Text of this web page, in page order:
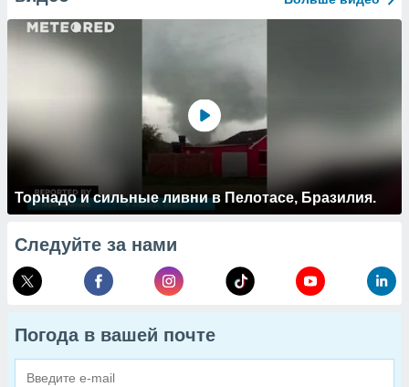
Торнадо и сильные ливни в Пелотасе, Бразилия.
Следуйте за нами
Погода в вашей почте